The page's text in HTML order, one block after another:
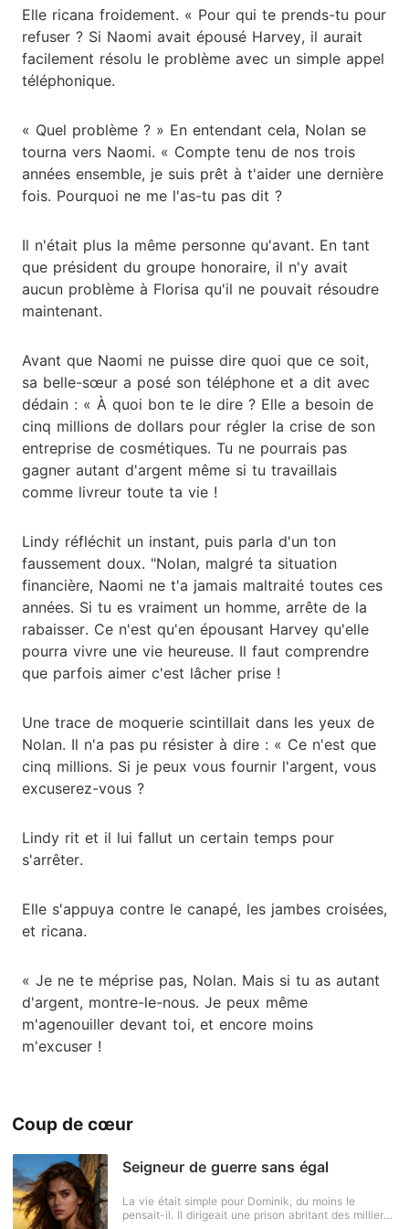
Elle ricana froidement. « Pour qui te prends-tu pour
refuser ? Si Naomi avait épousé Harvey, il aurait
facilement résolu le problème avec un simple appel
téléphonique.
« Quel problème ? » En entendant cela, Nolan se
tourna vers Naomi. « Compte tenu de nos trois
années ensemble, je suis prêt à t'aider une dernière
fois. Pourquoi ne me l'as-tu pas dit ?
Il n'était plus la même personne qu'avant. En tant
que président du groupe honoraire, il n'y avait
aucun problème à Florisa qu'il ne pouvait résoudre
maintenant.
Avant que Naomi ne puisse dire quoi que ce soit,
sa belle-sœur a posé son téléphone et a dit avec
dédain : « À quoi bon te le dire ? Elle a besoin de
cinq millions de dollars pour régler la crise de son
entreprise de cosmétiques. Tu ne pourrais pas
gagner autant d'argent même si tu travaillais
comme livreur toute ta vie !
Lindy réfléchit un instant, puis parla d'un ton
faussement doux. "Nolan, malgré ta situation
financière, Naomi ne t'a jamais maltraité toutes ces
années. Si tu es vraiment un homme, arrête de la
rabaisser. Ce n'est qu'en épousant Harvey qu'elle
pourra vivre une vie heureuse. Il faut comprendre
que parfois aimer c'est lâcher prise !
Une trace de moquerie scintillait dans les yeux de
Nolan. Il n'a pas pu résister à dire : « Ce n'est que
cinq millions. Si je peux vous fournir l'argent, vous
excuserez-vous ?
Lindy rit et il lui fallut un certain temps pour
s'arrêter.
Elle s'appuya contre le canapé, les jambes croisées,
et ricana.
« Je ne te méprise pas, Nolan. Mais si tu as autant
d'argent, montre-le-nous. Je peux même
m'agenouiller devant toi, et encore moins
m'excuser !
Coup de cœur
Seigneur de guerre sans égal
La vie était simple pour Dominik, du moins le
pensait-il. Il dirigeait une prison abritant des milliers